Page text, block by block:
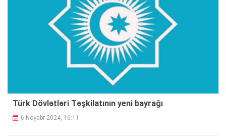
Türk Dövlətləri Təşkilatının yeni bayrağı
6 Noyabr 2024, 16:11